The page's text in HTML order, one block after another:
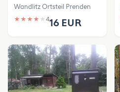
Wandlitz Ortsteil Prenden
★ ★ ★ ★ ★ 416 EUR